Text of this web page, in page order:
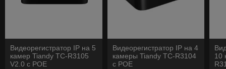
Видеорегистратор IP на 5
камер Tiandy TC-R3105
V2.0 с POE
Видеорегистратор IP на 4
камеры Tiandy TC-R3104
с POE
10